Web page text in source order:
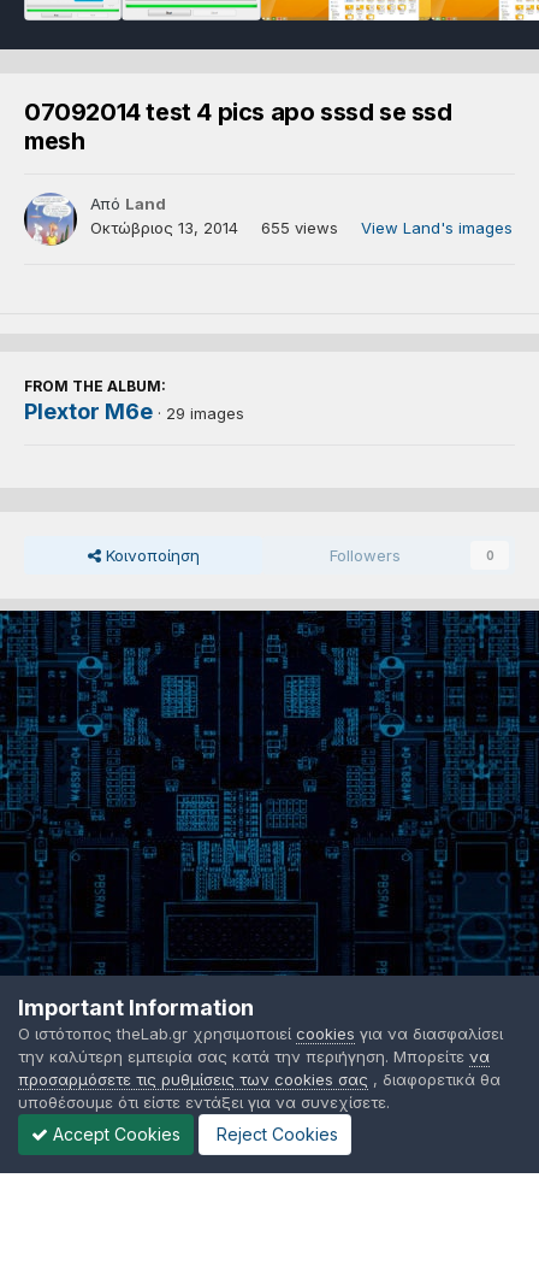
07092014 test 4 pics apo sssd se ssd
mesh
Από Land
Οκτώβριος 13, 2014
655 views View Land's images
FROM THE ALBUM:
Plextor M6e · 29 images
Κοινοποίηση Followers 0
Important Information
Ο ιστότοπος theLab.gr χρησιμοποιεί cookies για να διασφαλίσει
την καλύτερη εμπειρία σας κατά την περιήγηση. Μπορείτε να
προσαρμόσετε τις ρυθμίσεις των cookies σας , διαφορετικά θα
υποθέσουμε ότι είστε εντάξει για να συνεχίσετε.
Accept Cookies Reject Cookies